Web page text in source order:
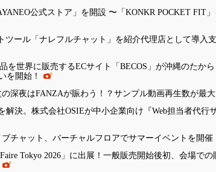
公式ストア」を開設 〜「KONKR POCKET FIT
ツール「ナレフルチャット」を紹介代理店として導入
を世界に販売するECサイト「BECOS」が沖縄のたか
を開始！
の深夜はFANZAが賑わう！？サンプル動画再生数が最
解決。株式会社OSIEが中小企業向け『Web担当者代行
ブチャット、バーチャルフロアでサマーイベントを開催
Tokyo 2026」に出展！一般販売開始後初、会場で